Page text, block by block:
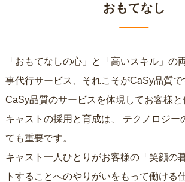
おもてなし
「おもてなしの心」と「高いスキル」の
事代行サービス、それこそがCaSy品質で
CaSy品質のサービスを体現してお客様と
キャストの採用と育成は、
ても重要です。
キャスト一人ひとりがお客様の「笑顔の
トすることへのやりがいをもって働ける